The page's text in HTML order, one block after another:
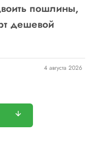
пошлины,
дешевой
4 августа 2026